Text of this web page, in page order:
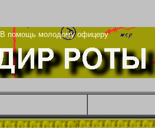
В помощь молодому офицеру